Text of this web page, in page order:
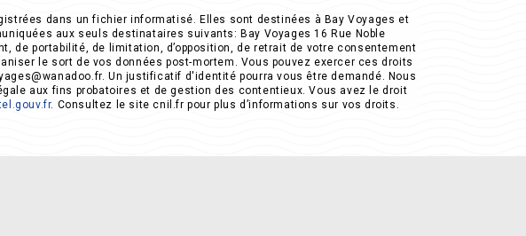
dans un fichier informatisé. Elles sont destinées à Bay Voyages et
aux seuls destinataires suivants: Bay Voyages 16 Rue Noble
de portabilité, de limitation, d’opposition, de retrait de votre consentement
le sort de vos données post-mortem. Vous pouvez exercer ces droits
Un justificatif d'identité pourra vous être demandé. Nous
aux fins probatoires et de gestion des contentieux. Vous avez le droit
. Consultez le site cnil.fr pour plus d’informations sur vos droits.